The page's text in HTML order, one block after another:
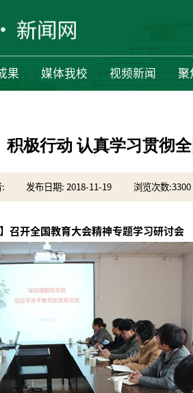
果 媒体我校 视频新闻 聚
积极行动 认真学习贯彻
: 发布日期: 2018-11-19 浏览次数:3300
】召开全国教育大会精神专题学习研讨会